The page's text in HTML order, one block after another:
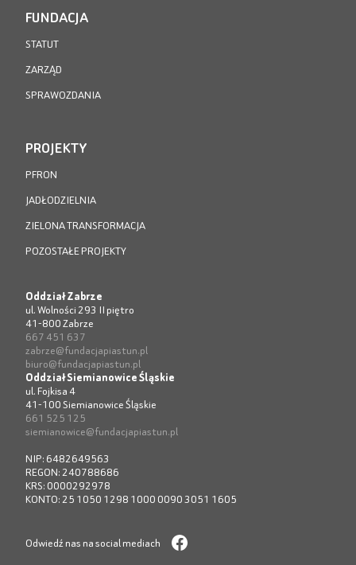
FUNDACJA
STATUT
ZARZĄD
SPRAWOZDANIA
PROJEKTY
PFRON
JADŁODZIELNIA
ZIELONA TRANSFORMACJA
POZOSTAŁE PROJEKTY
Oddział Zabrze
ul. Wolności 293 II piętro
41-800 Zabrze
667 451 637
zabrze@fundacjapiastun.pl
biuro@fundacjapiastun.pl
Oddział Siemianowice Śląskie
ul. Fojkisa 4
41-100 Siemianowice Śląskie
661 525 125
siemianowice@fundacjapiastun.pl
NIP: 6482649563
REGON: 240788686
KRS: 0000292978
KONTO: 25 1050 1298 1000 0090 3051 1605
Odwiedź nas na social mediach